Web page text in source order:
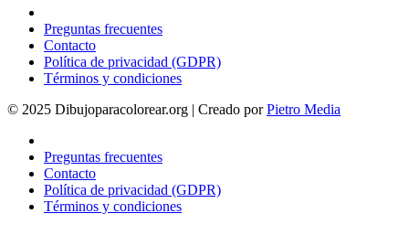
Preguntas frecuentes
Contacto
Política de privacidad (GDPR)
Términos y condiciones
© 2025 Dibujoparacolorear.org | Creado porPietro Media
Preguntas frecuentes
Contacto
Política de privacidad (GDPR)
Términos y condiciones